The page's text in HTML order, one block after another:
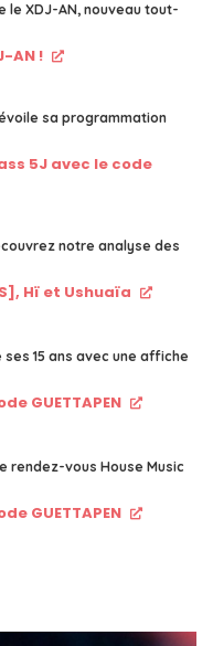
le XDJ-AN, nouveau tout-
AN !
sa programmation
5J avec le code
notre analyse des
Hï et Ushuaïa
15 ans avec une affiche
GUETTAPEN
rendez-vous House Music
GUETTAPEN